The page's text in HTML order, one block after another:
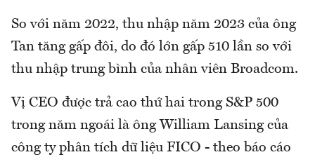
So với năm 2022, thu nhập năm 2023 của ông
Tan tăng gấp đôi, do đó lớn gấp 510 lần so với
thu nhập trung bình của nhân viên Broadcom.
Vị CEO được trả cao thứ hai trong S&P 500
trong năm ngoái là ông William Lansing của
công ty phân tích dữ liệu FICO - theo báo cáo